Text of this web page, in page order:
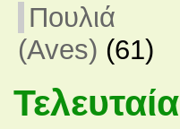
Πουλιά
(Aves) (61)
Τελευταία